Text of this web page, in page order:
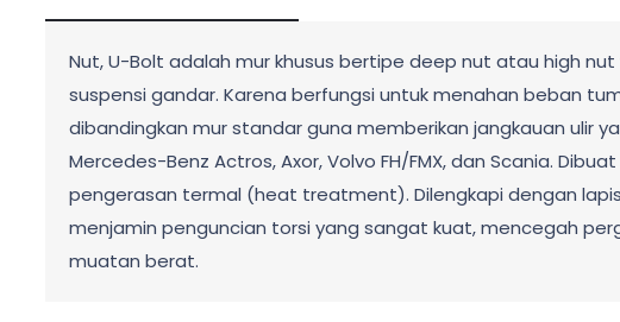
Nut, U-Bolt adalah mur khusus bertipe deep nut atau high
suspensi gandar. Karena berfungsi untuk menahan beban
dibandingkan mur standar guna memberikan jangkauan ulir
Mercedes-Benz Actros, Axor, Volvo FH/FMX, dan Scania.
pengerasan termal (heat treatment). Dilengkapi dengan
menjamin penguncian torsi yang sangat kuat, mencegah
muatan berat.